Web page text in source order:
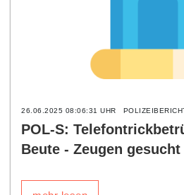
26.06.2025 08:06:31 UHR
POL-S:
Beute - Zeugen gesucht